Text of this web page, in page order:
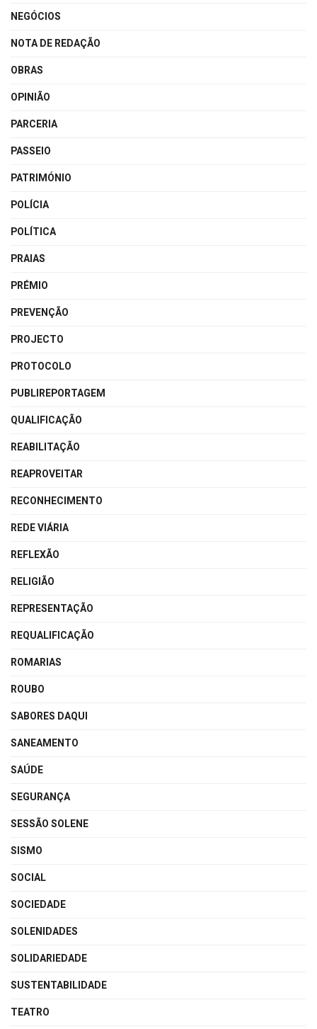
NEGÓCIOS
NOTA DE REDAÇÃO
OBRAS
OPINIÃO
PARCERIA
PASSEIO
PATRIMÓNIO
POLÍCIA
POLÍTICA
PRAIAS
PRÉMIO
PREVENÇÃO
PROJECTO
PROTOCOLO
PUBLIREPORTAGEM
QUALIFICAÇÃO
REABILITAÇÃO
REAPROVEITAR
RECONHECIMENTO
REDE VIÁRIA
REFLEXÃO
RELIGIÃO
REPRESENTAÇÃO
REQUALIFICAÇÃO
ROMARIAS
ROUBO
SABORES DAQUI
SANEAMENTO
SAÚDE
SEGURANÇA
SESSÃO SOLENE
SISMO
SOCIAL
SOCIEDADE
SOLENIDADES
SOLIDARIEDADE
SUSTENTABILIDADE
TEATRO